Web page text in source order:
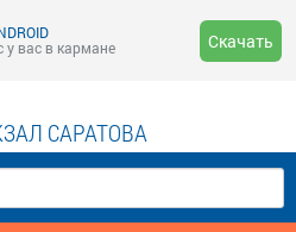
у вас в кармане
Скачать
САРАТОВА